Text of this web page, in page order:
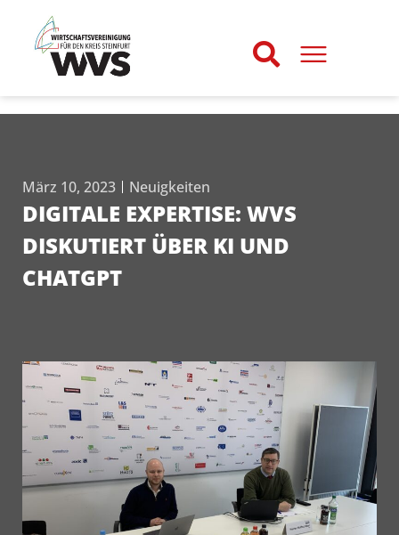
März 10, 2023 Neuigkeiten
DIGITALE EXPERTISE: WVS
DISKUTIERT ÜBER KI UND
CHATGPT